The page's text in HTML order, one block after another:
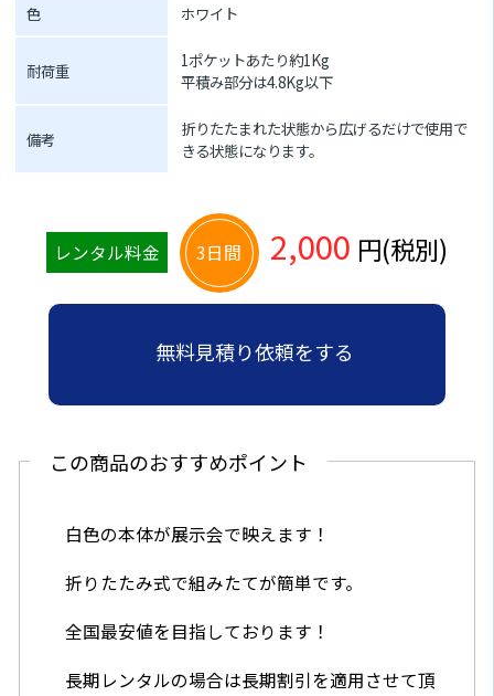
色 ホワイト
耐荷重
1ポケットあたり約1Kg
平積み部分は4.8Kg以下
備考
折りたたまれた状態から広げるだけで使用で
きる状態になります。
レンタル料金 3日間 2,000 円(税別)
無料見積り依頼をする
この商品のおすすめポイント
白色の本体が展示会で映えます！
折りたたみ式で組みたてが簡単です。
全国最安値を目指しております！
長期レンタルの場合は長期割引を適用させて頂